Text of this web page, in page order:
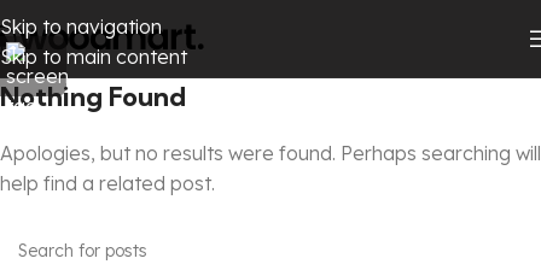
Skip to navigation
Skip to main content
Nothing Found
Apologies, but no results were found. Perhaps searching will
help find a related post.